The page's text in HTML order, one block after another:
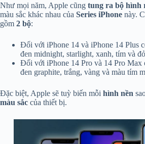
Như mọi năm, Apple cũng tung ra bộ hình
màu sắc khác nhau của Series iPhone này.
gồm 2 bộ:
Đối với iPhone 14 và iPhone 14 Plus
đen midnight, starlight, xanh, tím và
Đối với iPhone 14 Pro và 14 Pro Max
đen graphite, trắng, vàng và màu tím
Đặc biệt, Apple sẽ tuỳ biến mỗi hình nền
màu sắc của thiết bị.